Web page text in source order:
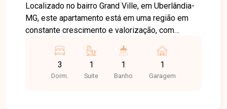
Localizado no bairro Grand Ville, em Uberlândia-
MG, este apartamento está em uma região em
constante crescimento e valorização, com
principais vias da cidade. Próximo a
supermercados, escolas, farmácias, academias e
diversos comércios e serviços, o bairro oferece
3
Dorm.
1
Suite
1
Banho
1
Garagem